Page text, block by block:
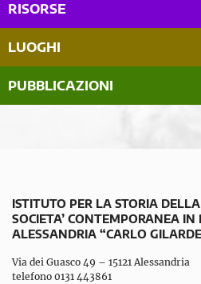
RISORSE
LUOGHI
PUBBLICAZIONI
ISTITUTO PER LA STORIA
SOCIETA’ CONTEMPORANEA IN
ALESSANDRIA “CARLO
Via dei Guasco 49 – 15121 Alessandria
telefono 0131 443861